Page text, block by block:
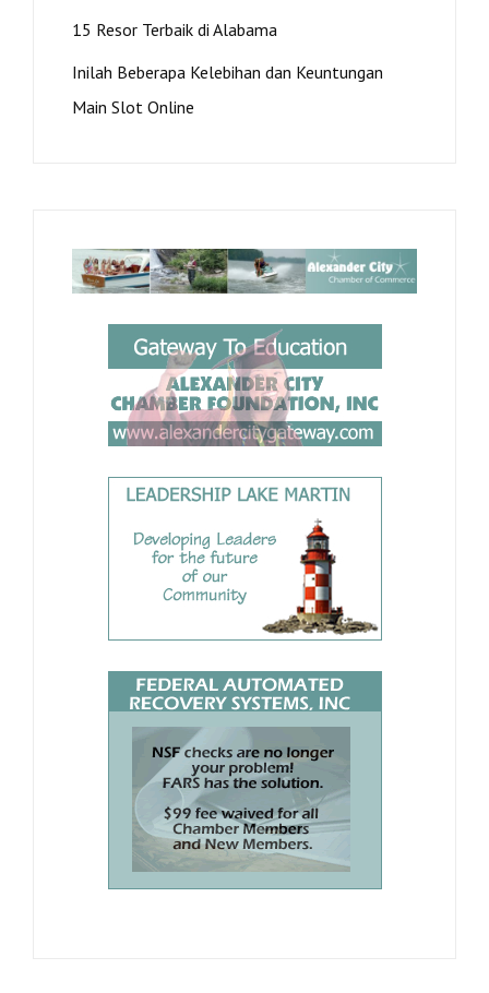
15 Resor Terbaik di Alabama
Inilah Beberapa Kelebihan dan Keuntungan
Main Slot Online